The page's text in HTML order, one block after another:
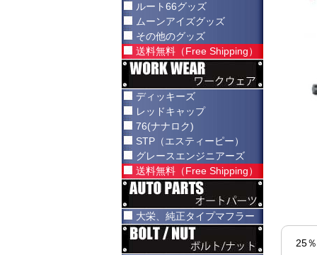
ルート66グッズ
ムーンアイズグッズ
その他のグッズ
送料無料（Free Shipping）
ディッキーズ
レッドキャップ
76(ナナロク)
STP（エスティーピー）
グレースエンジニアーズ
送料無料（Free Shipping）
大栄、純正タイプマフラー
25